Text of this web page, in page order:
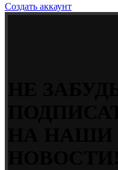
Создать аккаунт